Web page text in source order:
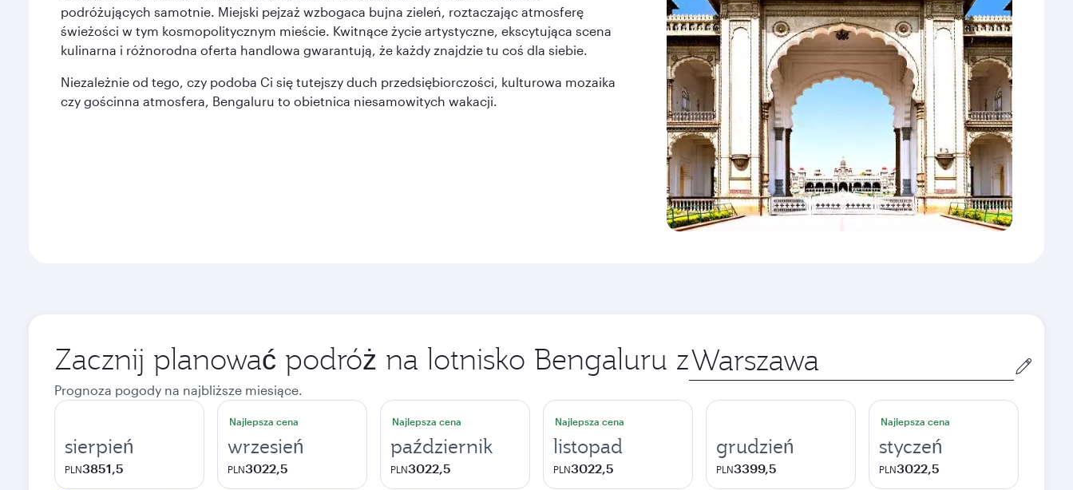
podróżujących samotnie. Miejski pejzaż wzbogaca bujna zieleń, roztaczając atmosferę
świeżości w tym kosmopolitycznym mieście. Kwitnące życie artystyczne, ekscytująca scena
kulinarna i różnorodna oferta handlowa gwarantują, że każdy znajdzie tu coś dla siebie.
Niezależnie od tego, czy podoba Ci się tutejszy duch przedsiębiorczości, kulturowa mozaika
czy gościnna atmosfera, Bengaluru to obietnica niesamowitych wakacji.
Zacznij planować podróż na lotnisko Bengaluru z Miasto
wylotu
Prognoza pogody na najbliższe miesiące.
sierpień
PLN3851,5
Najlepsza cena
wrzesień
PLN3022,5
Najlepsza cena
październik
PLN3022,5
Najlepsza cena
listopad
PLN3022,5
grudzień
PLN3399,5
Najlepsza cena
styczeń
PLN3022,5